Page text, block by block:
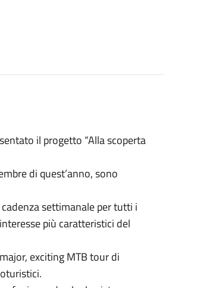
il progetto “Alla scoperta
di quest’anno, sono
settimanale per tutti i
più caratteristici del
exciting MTB tour di